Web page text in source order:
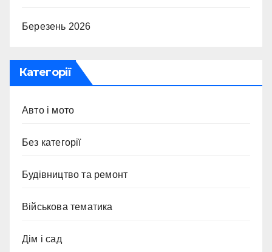
Березень 2026
Категорії
Авто і мото
Без категорії
Будівництво та ремонт
Військова тематика
Дім і сад